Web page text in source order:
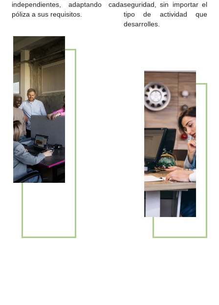
independientes, adaptando cada
póliza a sus requisitos.
seguridad, sin importar el
tipo de actividad que
desarrolles.